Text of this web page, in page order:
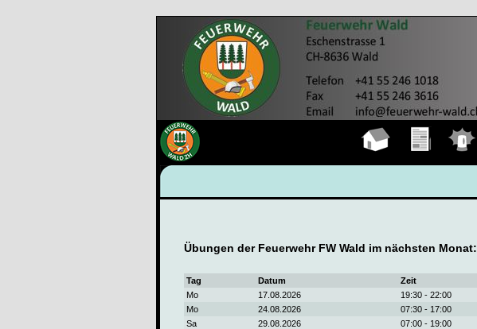
Übungen der Feuerwehr FW Wald im nächsten Monat:
Tag Datum Zeit
Mo
17.08.2026 19:30 - 22:00
Mo
24.08.2026 07:30 - 17:00
Sa
29.08.2026 07:00 - 19:00